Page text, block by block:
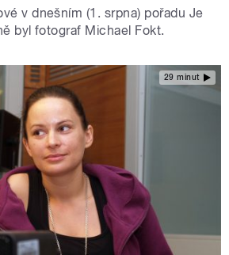
v dnešním (1. srpna) pořadu Je
byl fotograf Michael Fokt.
29 minut